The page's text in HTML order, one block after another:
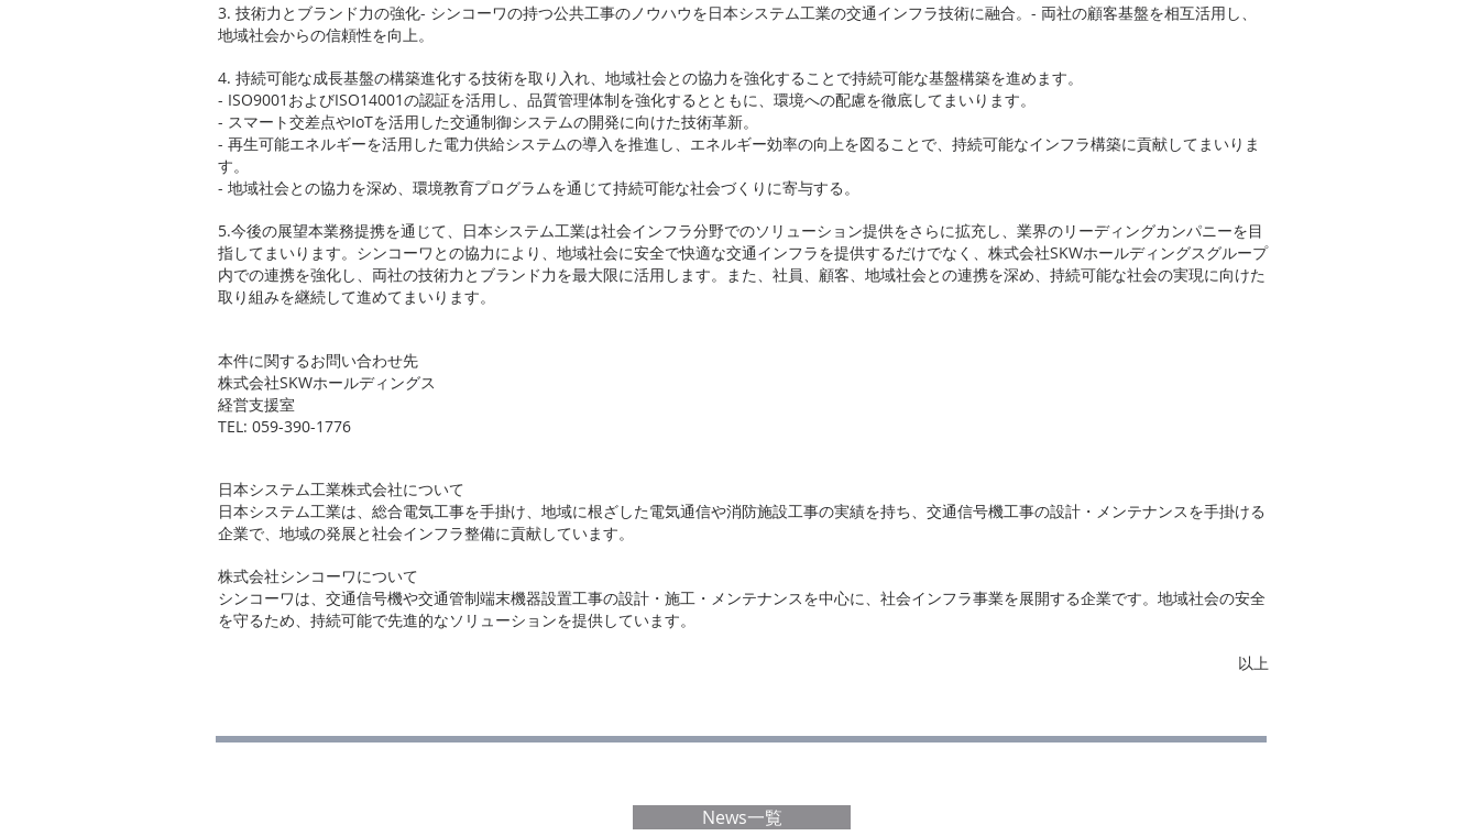
3. 技術力とブランド力の強化- シンコーワの持つ公共工事のノウハウを日本システム工業の交通インフラ技術に融合。- 両社の顧客基盤を相互活用し、
地域社会からの信頼性を向上。
4. 持続可能な成長基盤の構築進化する技術を取り入れ、地域社会との協力を強化することで持続可能な基盤構築を進めます。
- ISO9001およびISO14001の認証を活用し、品質管理体制を強化するとともに、環境への配慮を徹底してまいります。
- スマート交差点やIoTを活用した交通制御システムの開発に向けた技術革新。
- 再生可能エネルギーを活用した電力供給システムの導入を推進し、エネルギー効率の向上を図ることで、持続可能なインフラ構築に貢献してまいりま
す。
- 地域社会との協力を深め、環境教育プログラムを通じて持続可能な社会づくりに寄与する。
5.今後の展望本業務提携を通じて、日本システム工業は社会インフラ分野でのソリューション提供をさらに拡充し、業界のリーディングカンパニーを目
指してまいります。シンコーワとの協力により、地域社会に安全で快適な交通インフラを提供するだけでなく、株式会社SKWホールディングスグループ
内での連携を強化し、両社の技術力とブランド力を最大限に活用します。また、社員、顧客、地域社会との連携を深め、持続可能な社会の実現に向けた
取り組みを継続して進めてまいります。
本件に関するお問い合わせ先
株式会社SKWホールディングス
経営支援室
TEL: 059-390-1776
日本システム工業株式会社について
日本システム工業は、総合電気工事を手掛け、地域に根ざした電気通信や消防施設工事の実績を持ち、交通信号機工事の設計・メンテナンスを手掛ける
企業で、地域の発展と社会インフラ整備に貢献しています。
株式会社シンコーワについて
シンコーワは、交通信号機や交通管制端末機器設置工事の設計・施工・メンテナンスを中心に、社会インフラ事業を展開する企業です。地域社会の安全
を守るため、持続可能で先進的なソリューションを提供しています。
以上
News一覧